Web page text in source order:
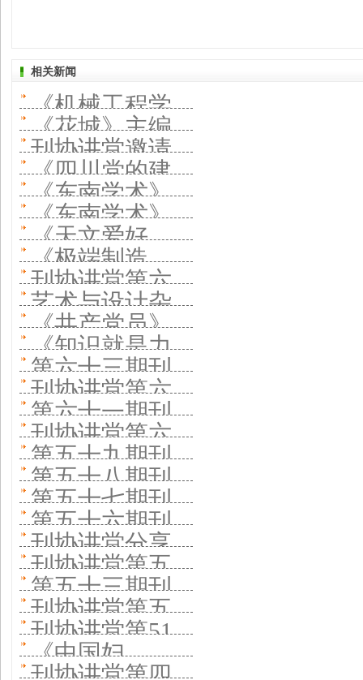
相关新闻
《机械工程学
报》主编走进
刊协讲堂 服务
国家战略建
好“三个团队”
《花城》主编
在刊协讲堂分
享经验 文学期
刊如何紧跟时
代繁荣大众文
学
刊协讲堂邀请
《科幻世界》
分享经验 一本
刊如何变成一
个文化平台
《四川党的建
设》杂志社负
责人在刊协讲
堂分享经验 “三
个”创新推进系
统性变革
《东南学术》
负责人在刊协
讲堂分享经验
搭建多元学术
平台助力青年
学者与编辑
《东南学术》
负责人在刊协
讲堂分享经验
搭建多元学术
平台助力青年
学者与编辑
《天文爱好
者》杂志社社
长在刊协讲堂
分享经验 科普
期刊如何留住
用户
《极端制造
（英文）》：
汇全球智力做
一本好刊
刊协讲堂第六
十七期举行 综
合性英文体育
学术期刊如何
跨学科办刊
艺术与设计杂
志社社长在刊
协讲堂分享 服
务国家发展探
索细分市场
《共产党员》
总编辑在刊协
讲堂分享创新
实践经验 坚持
特色发展 打造
比较优势
《知识就是力
量》主编在刊
协讲堂分享经
验 科普期刊如
何探索科普新
生态
第六十三期刊
协讲堂活动举
行 《中国国家
地理》杂志社
分享“深耕”“裂
变”理念
刊协讲堂第六
十二期举行
《能源与环境
材料》主编分
享期刊质量坚
守
第六十一期刊
协讲堂在京举
办 分享《分子
植物》建设一
流科技期刊经
验
刊协讲堂第六
十期开讲 上海
交大期刊中心
分享集群建设
经验
第五十九期刊
协讲堂开讲 关
注《天然气工
业》杂志创新
实践
第五十八期刊
协讲堂开讲 老
干部之家杂志
社社长谈老年
期刊如何适老
第五十七期刊
协讲堂开讲 南
京农业大学英
文期刊分享坚
持高起点办刊
第五十六期刊
协讲堂开讲
《中州学刊》
分享“五个注重”
刊协讲堂分享
文学期刊办刊
经验
刊协讲堂第五
十四期分享办
好国际化期刊
经验 壮大国际
第五十三期刊
协讲堂开讲
《中国工人》
刊协讲堂第五
十二期开讲
刊协讲堂第51
期邀《云岭先
《中国妇
刊协讲堂第四